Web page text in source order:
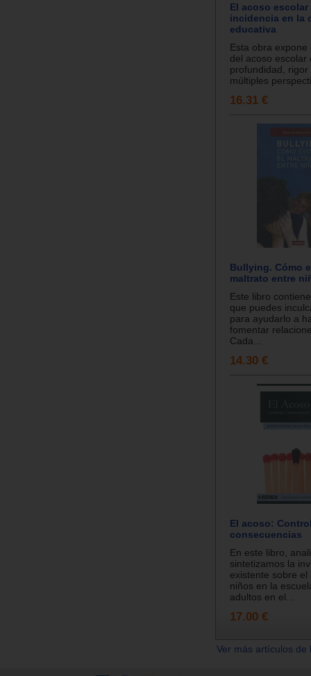
El acoso escolar
incidencia en la
educativa
Esta obra expone
del acoso escolar
profundidad, rigor
múltiples
16.31 €
Bullying. Cómo
maltrato entre
Este libro
que puedes
para ayudarlo a
fomentar
Cada...
14.30 €
El acoso:
consecuencias
En este libro,
sintetizamos la
existente sobre el
niños en la
adultos en el...
17.00 €
Ver más artículos